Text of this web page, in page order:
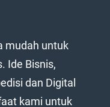
mudah untuk
Ide Bisnis,
dan Digital
kami untuk